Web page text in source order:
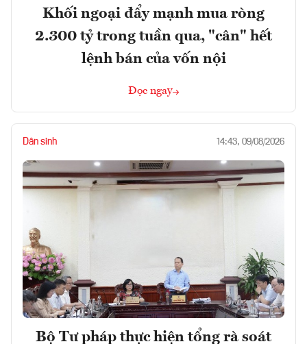
Khối ngoại đẩy mạnh mua ròng
2.300 tỷ trong tuần qua, "cân" hết
lệnh bán của vốn nội
Đọc ngay
Dân sinh 14:43, 09/08/2026
Bộ Tư pháp thực hiện tổng rà soát